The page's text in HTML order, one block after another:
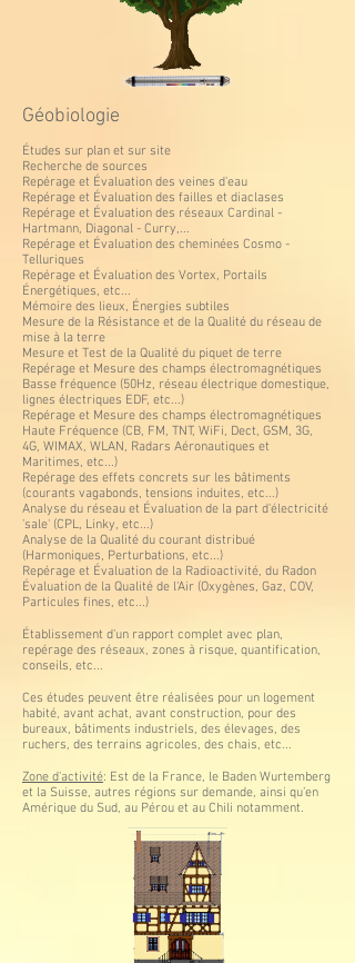
Géobiologie
Études sur plan et sur site
Recherche de sources
Repérage et Évaluation des veines d'eau
Repérage et Évaluation des failles et diaclases
Repérage et Évaluation des réseaux Cardinal -
Hartmann, Diagonal - Curry,...
Repérage et Évaluation des cheminées Cosmo -
Telluriques
Repérage et Évaluation des Vortex, Portails
Énergétiques, etc...
Mémoire des lieux, Énergies subtiles
Mesure de la Résistance et de la Qualité du réseau de
mise à la terre
Mesure et Test de la Qualité du piquet de terre
Repérage et Mesure des champs électromagnétiques
Basse fréquence (50Hz, réseau électrique domestique,
lignes électriques EDF, etc...)
Repérage et Mesure des champs électromagnétiques
Haute Fréquence (CB, FM, TNT, WiFi, Dect, GSM, 3G,
4G, WIMAX, WLAN, Radars Aéronautiques et
Maritimes, etc...)
Repérage des effets concrets sur les bâtiments
(courants vagabonds, tensions induites, etc...)
Analyse du réseau et Évaluation de la part d'électricité
'sale' (CPL, Linky, etc...)
Analyse de la Qualité du courant distribué
(Harmoniques, Perturbations, etc...)
Repérage et Évaluation de la Radioactivité, du Radon
Évaluation de la Qualité de l'Air (Oxygènes, Gaz, COV,
Particules fines, etc...)
Établissement d'un rapport complet avec plan,
repérage des réseaux, zones à risque, quantification,
conseils, etc...
Ces études peuvent être réalisées pour un logement
habité, avant achat, avant construction, pour des
bureaux, bâtiments industriels, des élevages, des
ruchers, des terrains agricoles, des chais, etc...
Zone d'activité: Est de la France, le Baden Wurtemberg
et la Suisse, autres régions sur demande, ainsi qu’en
Amérique du Sud, au Pérou et au Chili notamment.